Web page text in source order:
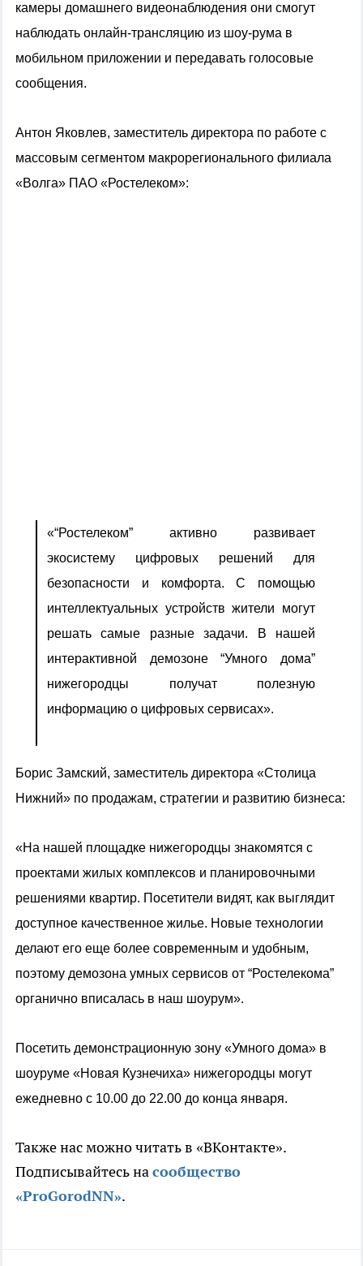
камеры домашнего видеонаблюдения они смогут
наблюдать онлайн-трансляцию из шоу-рума в
мобильном приложении и передавать голосовые
сообщения.
Антон Яковлев, заместитель директора по работе с
массовым сегментом макрорегионального филиала
«Волга» ПАО «Ростелеком»:
«“Ростелеком” активно развивает
экосистему цифровых решений для
безопасности и комфорта. С помощью
интеллектуальных устройств жители могут
решать самые разные задачи. В нашей
интерактивной демозоне “Умного дома”
нижегородцы получат полезную
информацию о цифровых сервисах».
Борис Замский, заместитель директора «Столица
Нижний» по продажам, стратегии и развитию бизнеса:
«На нашей площадке нижегородцы знакомятся с
проектами жилых комплексов и планировочными
решениями квартир. Посетители видят, как выглядит
доступное качественное жилье. Новые технологии
делают его еще более современным и удобным,
поэтому демозона умных сервисов от “Ростелекома”
органично вписалась в наш шоурум».
Посетить демонстрационную зону «Умного дома» в
шоуруме «Новая Кузнечиха» нижегородцы могут
ежедневно с 10.00 до 22.00 до конца января.
Также нас можно читать в «ВКонтакте».
Подписывайтесь насообщество
«ProGorodNN».